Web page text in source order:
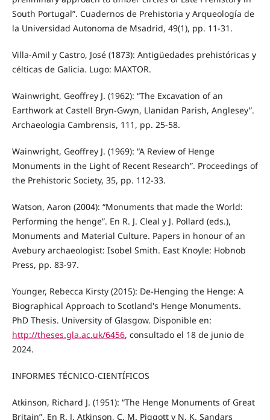
South Portugal”. Cuadernos de Prehistoria y Arqueología de
la Universidad Autonoma de Msadrid, 49(1), pp. 11-31.
Villa-Amil y Castro, José (1873): Antigüedades prehistóricas y
célticas de Galicia. Lugo: MAXTOR.
Wainwright, Geoffrey J. (1962): “The Excavation of an
Earthwork at Castell Bryn-Gwyn, Llanidan Parish, Anglesey”.
Archaeologia Cambrensis, 111, pp. 25-58.
Wainwright, Geoffrey J. (1969): “A Review of Henge
Monuments in the Light of Recent Research”. Proceedings of
the Prehistoric Society, 35, pp. 112-33.
Watson, Aaron (2004): “Monuments that made the World:
Performing the henge”. En R. J. Cleal y J. Pollard (eds.),
Monuments and Material Culture. Papers in honour of an
Avebury archaeologist: Isobel Smith. East Knoyle: Hobnob
Press, pp. 83-97.
Younger, Rebecca Kirsty (2015): De-Henging the Henge: A
Biographical Approach to Scotland's Henge Monuments.
PhD Thesis. University of Glasgow. Disponible en:
http://theses.gla.ac.uk/6456, consultado el 18 de junio de
2024.
INFORMES TÉCNICO-CIENTÍFICOS
Atkinson, Richard J. (1951): “The Henge Monuments of Great
Britain”. En R. J. Atkinson, C. M. Piggott y N. K. Sandars